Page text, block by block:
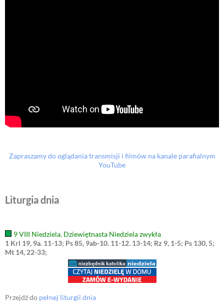
Zapraszamy do oglądania transmisji i filmów na kanale parafialnym
YouTube
Liturgia dnia
9 VIII Niedziela. Dziewiętnasta Niedziela zwykła
1 Krl 19, 9a. 11-13; Ps 85, 9ab-10. 11-12. 13-14; Rz 9, 1-5; Ps 130, 5;
Mt 14, 22-33;
Przejdź do pełnej liturgii dnia